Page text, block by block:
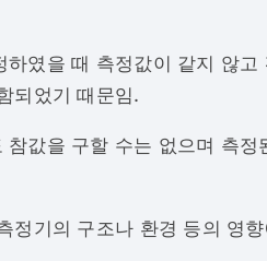
였을 때 측정값이 같지 않
되었기 때문임.
값을 구할 수는 없으며 측
정기의 구조나 환경 등의 영